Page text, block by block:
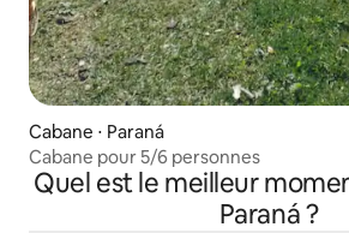
Cabane ⋅ Paraná
Cabane pour 5/6 personnes
Quel est le meilleur
Paraná ?